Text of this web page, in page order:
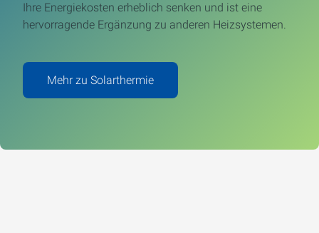
Ihre Energiekosten erheblich senken und ist eine
hervorragende Ergänzung zu anderen Heizsystemen.
Mehr zu Solarthermie